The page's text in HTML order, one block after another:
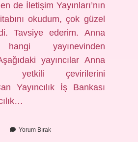
de İletişim Yayınları’nın
okudum, çok güzel
Tavsiye ederim. Anna
yayınevinden
yayıncılar Anna
yetkili çevirilerini
Yayıncılık İş Bankası
Yorum Bırak